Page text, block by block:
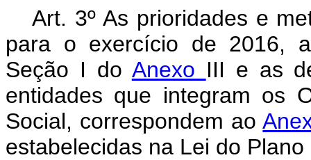
Art. 3º As prioridades e
para o exercício de 2016,
Seção I do Anexo III e as
entidades que integram os
Social, correspondem ao
estabelecidas na Lei do